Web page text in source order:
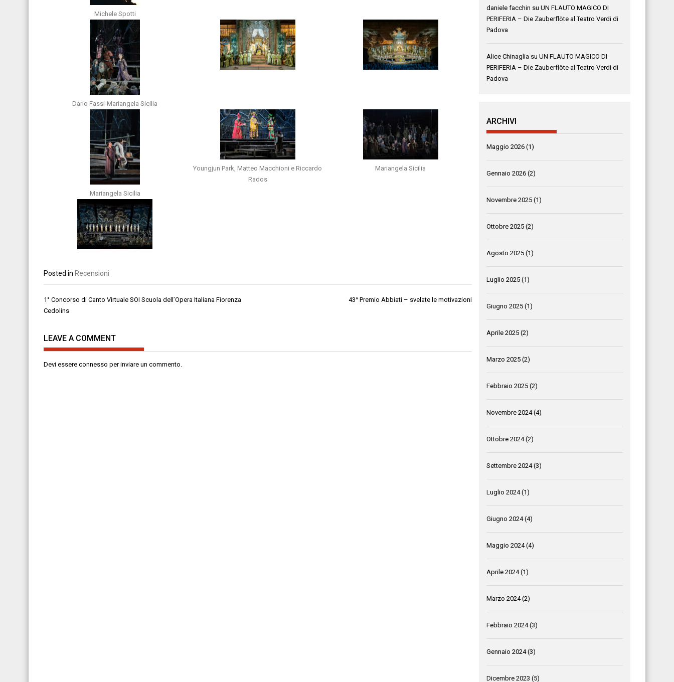
Michele Spotti
Dario Fassi-Mariangela Sicilia
Mariangela Sicilia
Youngjun Park, Matteo Macchioni e Riccardo
Rados
Mariangela Sicilia
Posted in Recensioni
Navigazione
articoli
1° Concorso di Canto Virtuale SOI Scuola dell’Opera Italiana Fiorenza
Cedolins
43^ Premio Abbiati – svelate le motivazioni
LEAVE A COMMENT
Devi essere connesso per inviare un commento.
daniele facchin suUN FLAUTO MAGICO DI
PERIFERIA – Die Zauberflöte al Teatro Verdi di
Padova
Alice Chinaglia suUN FLAUTO MAGICO DI
PERIFERIA – Die Zauberflöte al Teatro Verdi di
Padova
ARCHIVI
Maggio 2026 (1)
Gennaio 2026 (2)
Novembre 2025 (1)
Ottobre 2025 (2)
Agosto 2025 (1)
Luglio 2025 (1)
Giugno 2025 (1)
Aprile 2025 (2)
Marzo 2025 (2)
Febbraio 2025 (2)
Novembre 2024(4)
Ottobre 2024(2)
Settembre 2024(3)
Luglio 2024(1)
Giugno 2024(4)
Maggio 2024(4)
Aprile 2024(1)
Marzo 2024(2)
Febbraio 2024(3)
Gennaio 2024(3)
Dicembre 2023 (5)